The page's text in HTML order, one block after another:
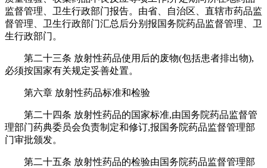
监督管理、卫生行政部门报告。由省、自治区、直辖市药品监
督管理、卫生行政部门汇总后分别报国务院药品监督管理、卫
生行政部门。
第二十三条 放射性药品使用后的废物(包括患者排出物),
必须按国家有关规定妥善处置。
第六章 放射性药品标准和检验
第二十四条 放射性药品的国家标准,由国务院药品监督管
理部门药典委员会负责制定和修订,报国务院药品监督管理部
门审批颁发。
第二十五条 放射性药品的检验由国务院药品监督管理部